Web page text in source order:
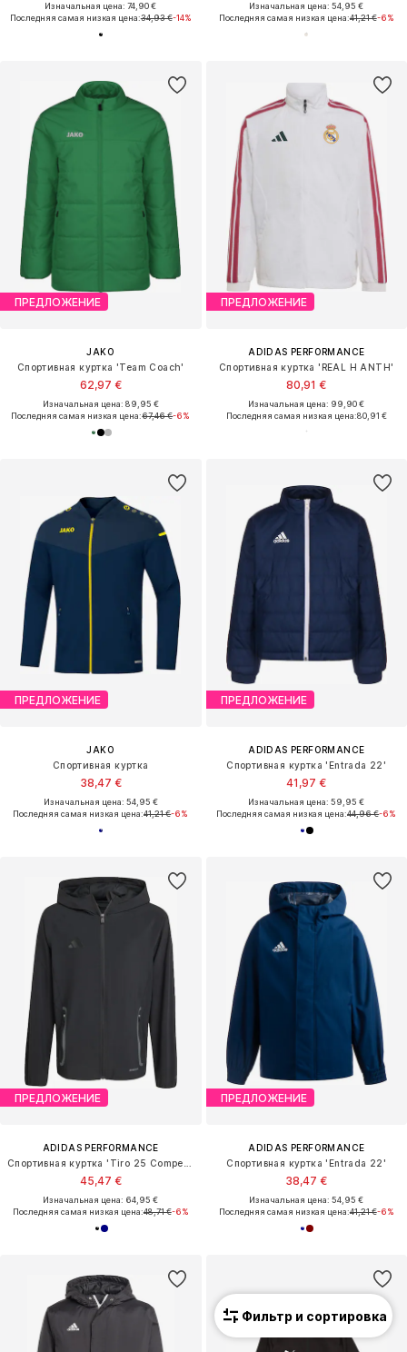
Изначальная цена: 74,90 €
Последняя самая низкая цена:34,93 €-14%
Изначальная цена: 54,95 €
Последняя самая низкая цена:41,21 €-6%
ПРЕДЛОЖЕНИЕ
JAKO
Спортивная куртка 'Team Coach'
62,97 €
Изначальная цена: 89,95 €
Последняя самая низкая цена:67,46 €-6%
ПРЕДЛОЖЕНИЕ
ADIDAS PERFORMANCE
Спортивная куртка 'REAL H ANTH'
80,91 €
Изначальная цена: 99,90 €
Последняя самая низкая цена:80,91 €
ПРЕДЛОЖЕНИЕ
JAKO
Спортивная куртка
38,47 €
Изначальная цена: 54,95 €
Последняя самая низкая цена:41,21 €-6%
ПРЕДЛОЖЕНИЕ
ADIDAS PERFORMANCE
Спортивная куртка 'Entrada 22'
41,97 €
Изначальная цена: 59,95 €
Последняя самая низкая цена:44,96 €-6%
ПРЕДЛОЖЕНИЕ
ADIDAS PERFORMANCE
45,47 €
Изначальная цена: 64,95 €
Последняя самая низкая цена:48,71 €-6%
ПРЕДЛОЖЕНИЕ
ADIDAS PERFORMANCE
Спортивная куртка 'Entrada 22'
38,47 €
Изначальная цена: 54,95 €
Последняя самая низкая цена:41,21 €-6%
Фильтр и сортировка